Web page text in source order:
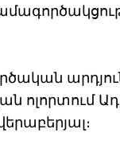
ոլորտում